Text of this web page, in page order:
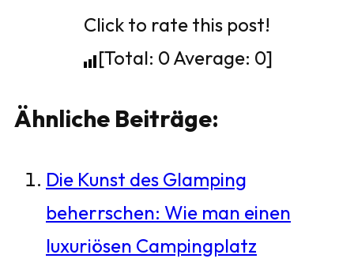
Click to rate this post!
[Total: 0Average: 0]
Ähnliche Beiträge:
Die Kunst des Glamping
beherrschen: Wie man einen
luxuriösen Campingplatz